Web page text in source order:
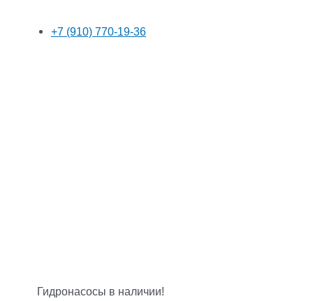
+7 (910) 770-19-36
Гидронасосы в наличии!